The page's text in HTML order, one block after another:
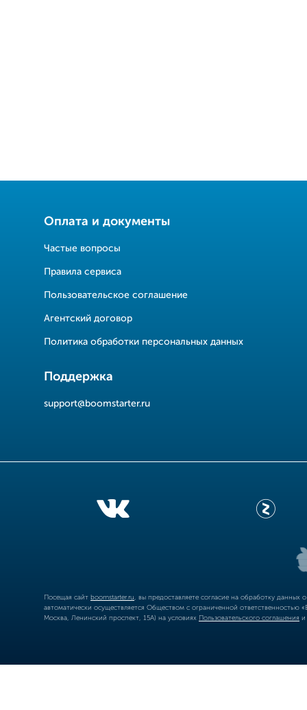
Оплата и документы
Частые вопросы
Правила сервиса
Пользовательское соглашение
Агентский договор
Политика обработки персональных данных
Поддержка
support@boomstarter.ru
Посещая сайт boomstarter.ru , вы предоставляете согласие на обработку
автоматически осуществляется Обществом с ограниченной
Москва, Ленинский проспект, 15А) на условиях Пользовательского соглашения и